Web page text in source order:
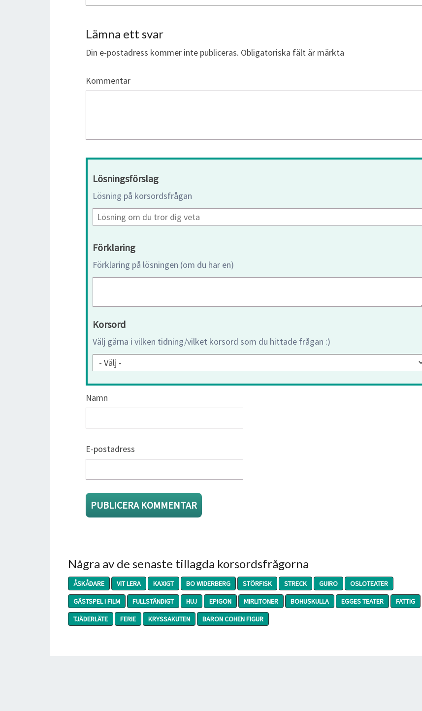
Lämna ett svar
Din e-postadress kommer inte publiceras. Obligatoriska fält är märkta
Kommentar
Lösningsförslag
Lösning på korsordsfrågan
Förklaring
Förklaring på lösningen (om du har en)
Korsord
Välj gärna i vilken tidning/vilket korsord som du hittade frågan :)
Namn
E-postadress
Några av de senaste tillagda korsordsfrågorna
ÅSKÅDARE VIT LERA KAXIGT BO WIDERBERG STÖRFISK STRECK GUIRO
OSLOTEATER
GÄSTSPEL I FILM
FULLSTÄNDIGT HUJ EPIGON MIRLITONER BOHUSKULLA EGGES TEATER
FATTIG
TJÄDERLÄTE
FERIE KRYSSAKUTEN BARON COHEN FIGUR